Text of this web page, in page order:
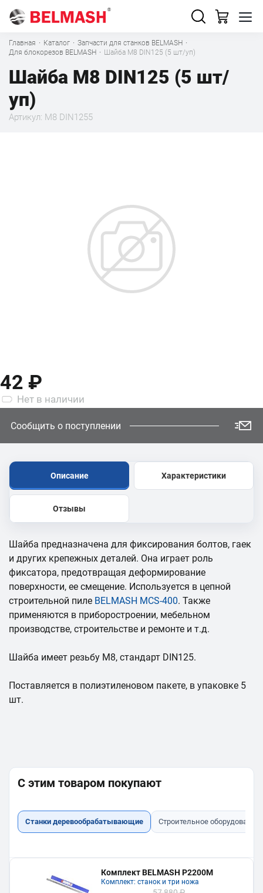
Главная · Каталог · Запчасти для станков BELMASH ·
Для блокорезов BELMASH · Шайба М8 DIN125 (5 шт/уп)
Шайба М8 DIN125 (5 шт/
уп)
Артикул: М8 DIN1255
42 ₽
Нет в наличии
Сообщить о поступлении
Описание Характеристики
Отзывы
Шайба предназначена для фиксирования болтов, гаек
и других крепежных деталей. Она играет роль
фиксатора, предотвращая деформирование
поверхности, ее смещение. Используется в цепной
строительной пиле BELMASH MCS-400. Также
применяются в приборостроении, мебельном
производстве, строительстве и ремонте и т.д.
Шайба имеет резьбу М8, стандарт DIN125.
Поставляется в полиэтиленовом пакете, в упаковке 5
шт.
С этим товаром покупают
Станки деревообрабатывающие Строительное оборудование
Комплект BELMASH P2200M
Комплект: станок и три ножа